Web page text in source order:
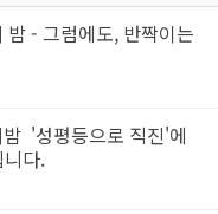
- 그럼에도, 반짝이는
'성평등으로 직진'에
다.